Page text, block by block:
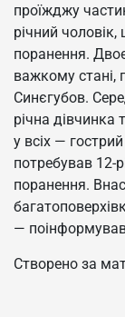
проїжджу
річний
поранення.
важкому стані,
Синєгубов.
річна дівчинка
у всіх —
потребував 12-
поранення.
—
Створено за